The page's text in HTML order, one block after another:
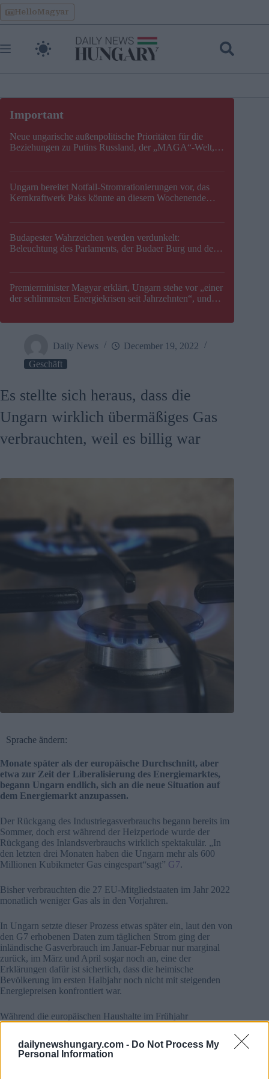
dailynewshungary.com - Do Not Process My
Personal Information
Skip
to
content
HelloMagyar
Neue ungarische außenpolitische Prioritäten für die
Beziehungen zu Putins Russland, der „MAGA“-Welt,
Ungarn bereitet Notfall-Stromrationierungen vor, das
Kernkraftwerk Paks könnte an diesem Wochenende
Budapester Wahrzeichen werden verdunkelt:
Beleuchtung des Parlaments, der Budaer Burg und der
Premierminister Magyar erklärt, Ungarn stehe vor „einer
der schlimmsten Energiekrisen seit Jahrzehnten“, und
Daily News
December 19, 2022
Geschäft
Es stellte sich heraus, dass die
Ungarn wirklich übermäßiges Gas
verbrauchten, weil es billig war
Sprache ändern:
Monate später als der europäische Durchschnitt, aber
etwa zur Zeit der Liberalisierung des Energiemarktes,
begann Ungarn endlich, sich an die neue Situation auf
dem Energiemarkt anzupassen.
Der Rückgang des Industriegasverbrauchs begann bereits im
Sommer, doch erst während der Heizperiode wurde der
Rückgang des Inlandsverbrauchs wirklich spektakulär. „In
den letzten drei Monaten haben die Ungarn mehr als 600
Millionen Kubikmeter Gas eingespart“sagt” G7.
Bisher verbrauchten die 27 EU-Mitgliedstaaten im Jahr 2022
monatlich weniger Gas als in den Vorjahren.
In Ungarn setzte dieser Prozess etwas später ein, laut den von
den G7 erhobenen Daten zum täglichen Strom ging der
inländische Gasverbrauch im Januar-Februar nur marginal
zurück, im März und April sogar noch an, eine der
Erklärungen dafür ist sicherlich, dass die heimische
Bevölkerung im ersten Halbjahr noch nicht mit steigenden
Energiepreisen konfrontiert war.
Während die europäischen Haushalte im Frühjahr
durchschnittlich 45 Prozent mehr für Strom zahlten als ein
blieben die Preise in Ungarn unverändert.